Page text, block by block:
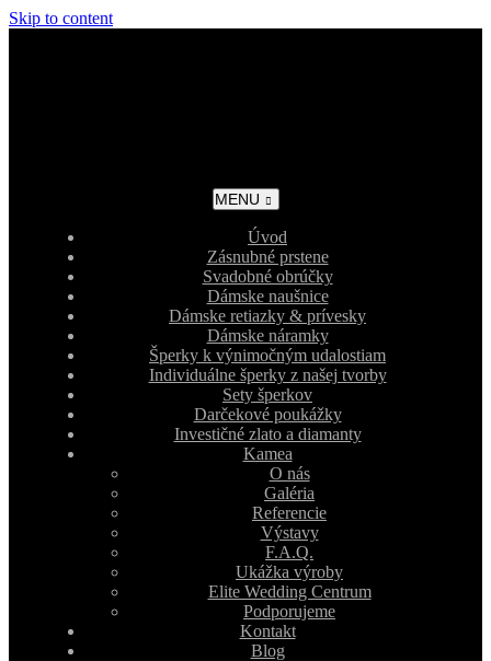
Skip to content
MENU
Úvod
Zásnubné prstene
Svadobné obrúčky
Dámske naušnice
Dámske retiazky & prívesky
Dámske náramky
Šperky k výnimočným udalostiam
Individuálne šperky z našej tvorby
Sety šperkov
Darčekové poukážky
Investičné zlato a diamanty
Kamea
O nás
Galéria
Referencie
Výstavy
F.A.Q.
Ukážka výroby
Elite Wedding Centrum
Podporujeme
Kontakt
Blog